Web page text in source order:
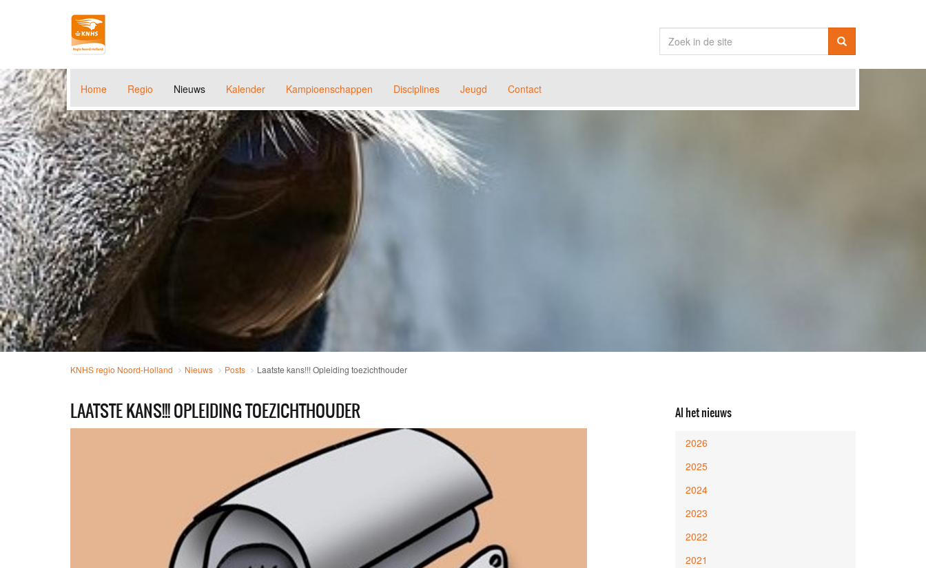
Home Regio Nieuws Kalender Kampioenschappen Disciplines Jeugd Contact
KNHS regio Noord-Holland Nieuws Posts Laatste kans!!! Opleiding toezichthouder
LAATSTE KANS!!! OPLEIDING TOEZICHTHOUDER Al het nieuws
2026
2025
2024
2023
2022
2021